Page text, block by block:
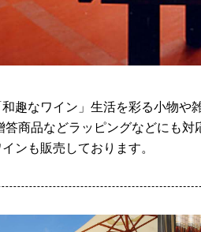
趣なワイン」生活を彩る小物
答商品などラッピングなどにも
ンも販売しております。